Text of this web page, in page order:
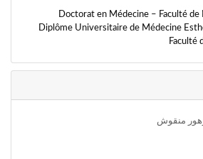
Diplôme Universitaire de Médecine
Faculté
منقوش